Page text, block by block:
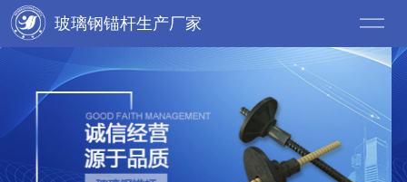
玻璃钢锚杆生产厂家